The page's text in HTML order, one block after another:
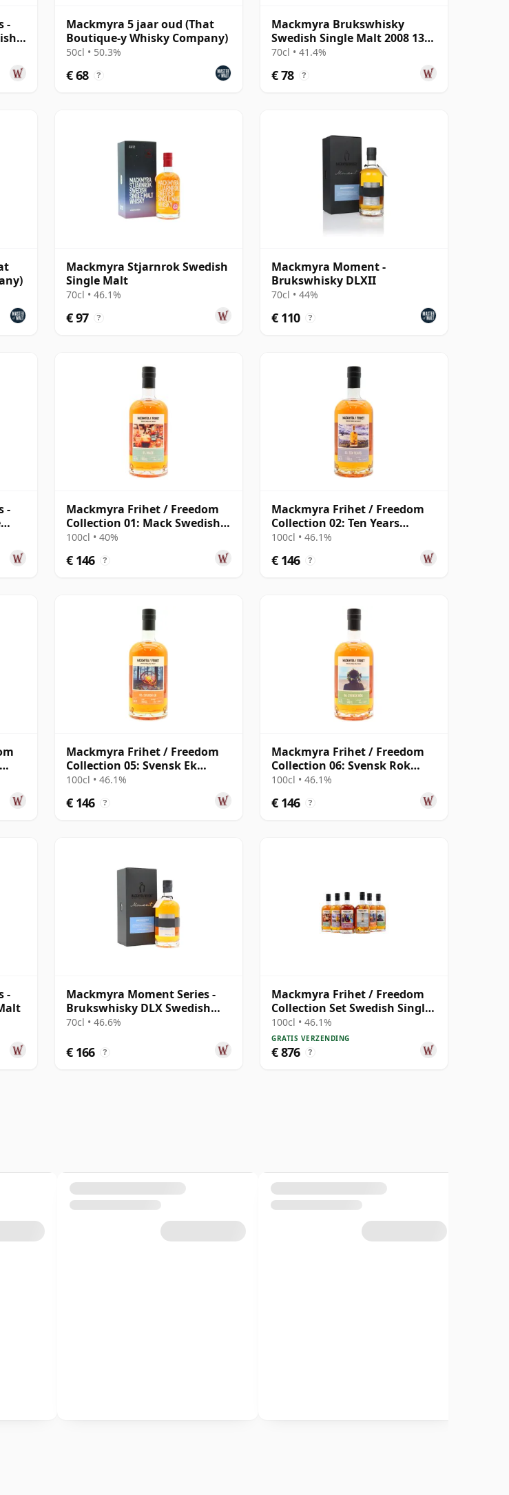
-
Mackmyra 5 jaar oud (That
Boutique-y Whisky Company)
50cl • 50.3%
€ 68 ?
Mackmyra Brukswhisky
Swedish Single Malt 2008 13
jaar oud
70cl • 41.4%
€ 78 ?
Mackmyra Stjarnrok Swedish
Single Malt
70cl • 46.1%
€ 97 ?
Mackmyra Moment -
Brukswhisky DLXII
70cl • 44%
€ 110 ?
-
Mackmyra Frihet / Freedom
Collection 01: Mack Swedish
Singl
100cl • 40%
€ 146 ?
Mackmyra Frihet / Freedom
Collection 02: Ten Years
Swedish 10 jaar oud
100cl • 46.1%
€ 146 ?
Mackmyra Frihet / Freedom
Collection 05: Svensk Ek
Swedish
100cl • 46.1%
€ 146 ?
Mackmyra Frihet / Freedom
Collection 06: Svensk Rok
Swedish
100cl • 46.1%
€ 146 ?
-
Mackmyra Moment Series -
Brukswhisky DLX Swedish
Single Mal
70cl • 46.6%
€ 166 ?
Mackmyra Frihet / Freedom
Collection Set Swedish Single
Mal
100cl • 46.1%
GRATIS VERZENDING
€ 876 ?